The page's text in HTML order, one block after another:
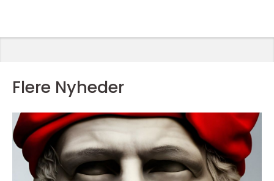
Flere Nyheder